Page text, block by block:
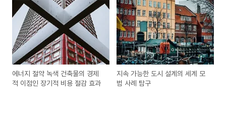
에너지 절약 녹색 건축물의 경제
적 이점인 장기적 비용 절감 효과
지속 가능한 도시 설계의 세계 모
범 사례 탐구